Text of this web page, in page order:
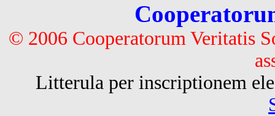
© 2006 Cooperatorum Veritatis
Litterula per inscriptionem